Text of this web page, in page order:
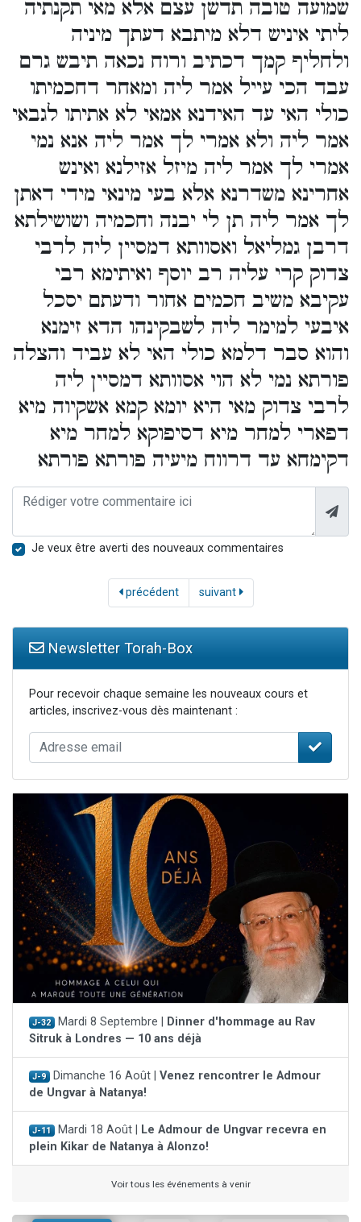
שמועה טובה תדשן עצם אלא מאי תקנתיה
ליתי איניש דלא מיתבא דעתך מיניה
ולחליף קמך דכתיב ורוח נכאה תיבש גרם
עבד הכי עייל אמר ליה ומאחר דחכמיתו
כולי האי עד האידנא אמאי לא אתיתו לגבאי
אמר ליה ולא אמרי לך אמר ליה אנא נמי
אמרי לך אמר ליה מיזל אזילנא ואינש
אחרינא משדרנא אלא בעי מינאי מידי דאתן
לך אמר ליה תן לי יבנה וחכמיה ושושילתא
דרבן גמליאל ואסוותא דמסיין ליה לרבי
צדוק קרי עליה רב יוסף ואיתימא רבי
עקיבא משיב חכמים אחור ודעתם יסכל
איבעי למימר ליה לשבקינהו הדא זימנא
והוא סבר דלמא כולי האי לא עביד והצלה
פורתא נמי לא הוי אסוותא דמסיין ליה
לרבי צדוק מאי היא יומא קמא אשקיוה מיא
דפארי למחר מיא דסיפוקא למחר מיא
דקימחא עד דרווח מיעיה פורתא פורתא
Je veux être averti des nouveaux commentaires
précédent suivant
Newsletter Torah-Box
Pour recevoir chaque semaine les nouveaux cours et
articles, inscrivez-vous dès maintenant :
J-32 Mardi 8 Septembre |
Dinner d'hommage au Rav
Sitruk à Londres — 10 ans déjà
J-9 Dimanche 16 Août | Venez rencontrer le Admour
de Ungvar à Natanya!
J-11 Mardi 18 Août |
Le Admour de Ungvar recevra en
plein Kikar de Natanya à Alonzo!
Voir tous les événements à venir